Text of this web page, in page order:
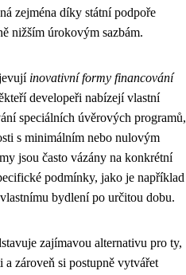
zejména díky státní podpoře
nižším úrokovým sazbám.
inovativní formy financování
developeři nabízejí vlastní
speciálních úvěrových programů,
s minimálním nebo nulovým
jsou často vázány na konkrétní
podmínky, jako je například
bydlení po určitou dobu.
zajímavou alternativu pro ty,
zároveň si postupně vytvářet